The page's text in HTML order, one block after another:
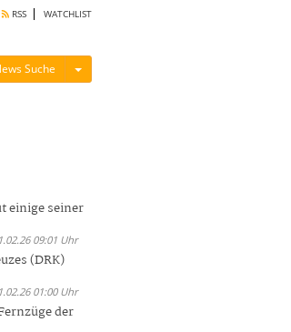
RSS WATCHLIST
Suche Menü ein-/ausblenden
einige seiner
09:01 Uhr
(DRK)
01:00 Uhr
der